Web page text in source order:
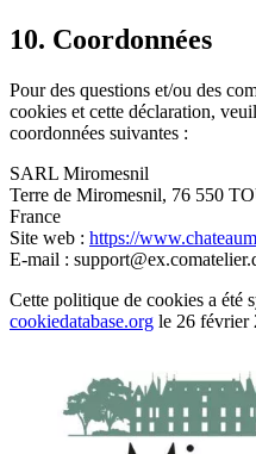
10. Coordonnées
Pour des questions et/ou des
cookies et cette déclaration,
coordonnées suivantes :
SARL Miromesnil
Terre de Miromesnil, 76 550
France
Site web : https://
E-mail : support@ex.com
Cette politique de cookies a été
cookiedatabase.org le 26 février